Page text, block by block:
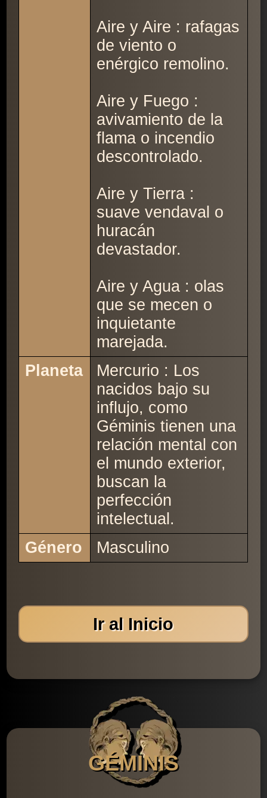
Aire y Aire : rafagas
de viento o
enérgico remolino.
Aire y Fuego :
avivamiento de la
flama o incendio
descontrolado.
Aire y Tierra :
suave vendaval o
huracán
devastador.
Aire y Agua : olas
que se mecen o
inquietante
marejada.
Planeta
Mercurio : Los
nacidos bajo su
influjo, como
Géminis tienen una
relación mental con
el mundo exterior,
buscan la
perfección
intelectual.
Género
Masculino
Ir al Inicio
GÉMINIS